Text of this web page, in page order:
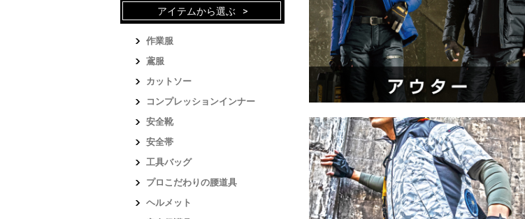
アイテムから選ぶ
作業服
鳶服
カットソー
コンプレッションインナー
安全靴
安全帯
工具バッグ
プロこだわりの腰道具
ヘルメット